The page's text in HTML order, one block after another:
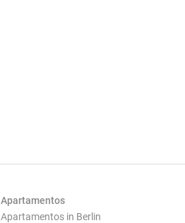
Apartamentos
Apartamentos in Berlin